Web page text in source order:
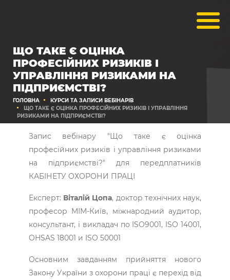
ЩО ТАКЕ Є ОЦІНКА
ПРОФЕСІЙНИХ РИЗИКІВ І
УПРАВЛІННЯ РИЗИКАМИ НА
ПІДПРИЄМСТВІ?
ГОЛОВНА
КУРСИ ТА ЗАПИСИ ВЕБІНАРІВ
ЩО ТАКЕ Є ОЦІНКА ПРОФЕСІЙНИХ РИЗИКІВ І УПРАВЛІННЯ
РИЗИКАМИ НА ПІДПРИЄМСТВІ?
Запис вебінару "Що таке є оцінка
професійних ризиків і управління ризиками
на підприємстві?" для передплатників
КАБІНЕТУ ОХОРОНИ ПРАЦІ
Експерт: Віталій Цопа, доктор технічних наук,
професор МІМ-Київ, міжнародний аудитор,
консультант, і викладач по ISO9001, ISO 14001,
OHSAS 18001 и ISO 50001
Основним завданням прийняття нового
Закону України з охорони праці є перехід від